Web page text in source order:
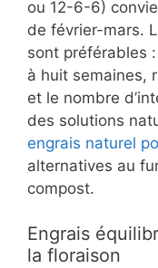
ou 12-6-6)
de février-mars.
sont préférables
à huit semaines,
et le nombre
des solutions
engrais naturel
alternatives au
compost.
Engrais
la floraison